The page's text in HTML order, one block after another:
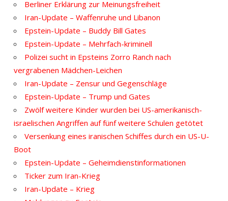
Berliner Erklärung zur Meinungsfreiheit
Iran-Update – Waffenruhe und Libanon
Epstein-Update – Buddy Bill Gates
Epstein-Update – Mehrfach-kriminell
Polizei sucht in Epsteins Zorro Ranch nach
vergrabenen Mädchen-Leichen
Iran-Update – Zensur und Gegenschläge
Epstein-Update – Trump und Gates
Zwölf weitere Kinder wurden bei US-amerikanisch-
israelischen Angriffen auf fünf weitere Schulen getötet
Versenkung eines iranischen Schiffes durch ein US-U-
Boot
Epstein-Update – Geheimdienstinformationen
Ticker zum Iran-Krieg
Iran-Update – Krieg